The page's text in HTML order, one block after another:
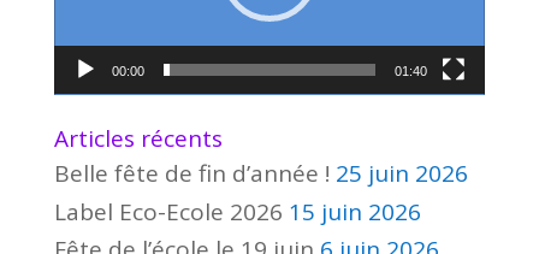
00:00 01:40
Articles récents
Belle fête de fin d’année ! 25 juin 2026
Label Eco-Ecole 2026 15 juin 2026